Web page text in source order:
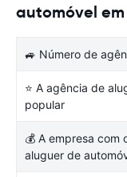
automóvel
🚙 Número de
⭐ A agência de
popular
💰 A empresa com
aluguer de